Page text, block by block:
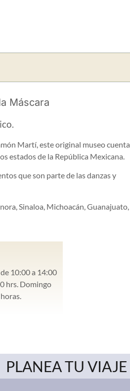
Máscara
Martí, este original museo cuenta
estados de la República Mexicana.
que son parte de las danzas y
Sinaloa, Michoacán, Guanajuato,
10:00 a 14:00
hrs. Domingo
PLANEA TU VIAJE